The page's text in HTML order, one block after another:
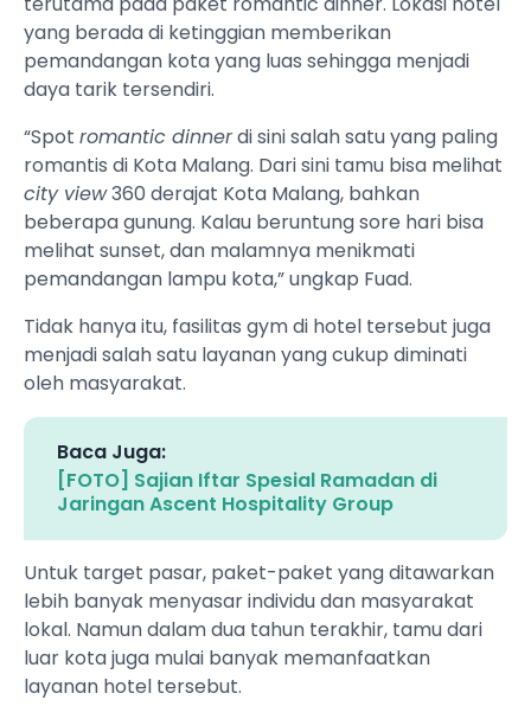
yang berada di ketinggian memberikan
pemandangan kota yang luas sehingga menjadi
daya tarik tersendiri.
“Spot romantic dinnerdi sini salah satu yang paling
romantis di Kota Malang. Dari sini tamu bisa melihat
city view360 derajat Kota Malang, bahkan
beberapa gunung. Kalau beruntung sore hari bisa
melihat sunset, dan malamnya menikmati
pemandangan lampu kota,” ungkap Fuad.
Tidak hanya itu, fasilitas gym di hotel tersebut juga
menjadi salah satu layanan yang cukup diminati
oleh masyarakat.
Baca Juga:
[FOTO] Sajian Iftar Spesial Ramadan di
Jaringan Ascent Hospitality Group
Untuk target pasar, paket-paket yang ditawarkan
lebih banyak menyasar individu dan masyarakat
lokal. Namun dalam dua tahun terakhir, tamu dari
luar kota juga mulai banyak memanfaatkan
layanan hotel tersebut.